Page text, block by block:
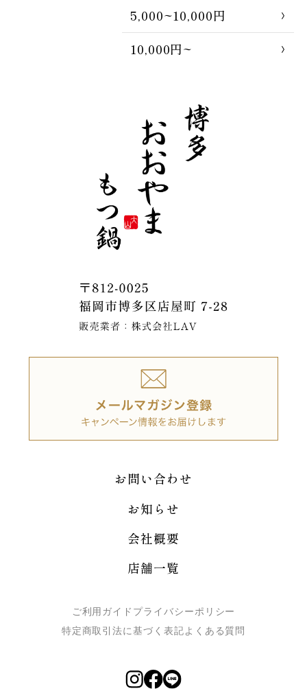
5,000~10,000円
10,000円~
お問い合わせ
お知らせ
会社概要
店舗一覧
ご利用ガイド プライバシーポリシー
特定商取引法に基づく表記よくある質問